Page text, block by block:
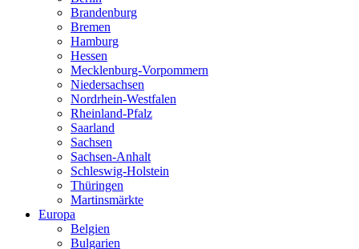
Brandenburg
Bremen
Hamburg
Hessen
Mecklenburg-Vorpommern
Niedersachsen
Nordrhein-Westfalen
Rheinland-Pfalz
Saarland
Sachsen
Sachsen-Anhalt
Schleswig-Holstein
Thüringen
Martinsmärkte
Europa
Belgien
Bulgarien